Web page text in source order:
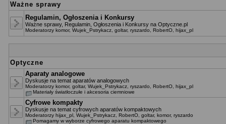
Ważne sprawy
Regulamin, Ogłoszenia i Konkursy
Ważne sprawy, Regulamin, Ogłoszenia i Konkursy na Optyczne.pl
Moderatorzy komor, Wujek_Pstrykacz goltar, ryszardo RobertO hijax_pl
Optyczne
Aparaty analogowe
Dyskusje na temat aparatów analogowych
Moderatorzy komor, goltar, Wujek_Pstrykacz ryszardo RobertO hijax_pl
Materiały światłoczułe i akcesoria ciemniowe
Cyfrowe kompakty
Dyskusje na temat cyfrowych aparatów kompaktowych
Moderatorzy hijax_pl Wujek_Pstrykacz RobertO goltar, komor, ryszardo
Pomagamy w wyborze cyfrowego aparatu kompaktowego